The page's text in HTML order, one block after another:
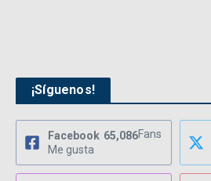
¡Síguenos!
Facebook 65,086Fans
Me gusta